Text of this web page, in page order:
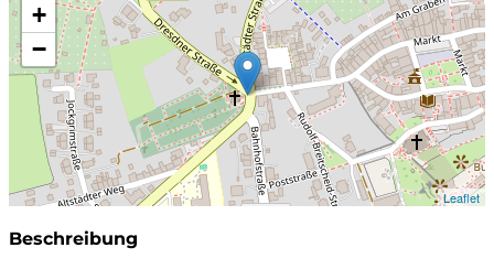
+
−
Leaflet
Beschreibung